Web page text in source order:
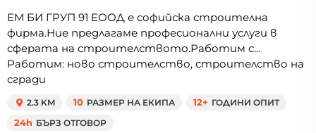
ЕМ БИ ГРУП 91 ЕООД е софийска строителна
фирма.Ние предлагаме професионални услуги в
сферата на строителството.Работим с...
Работим: ново строителство, строителство на
сгради
2.3 KM 10 РАЗМЕР НА ЕКИПА 12+ ГОДИНИ ОПИТ
24h БЪРЗ ОТГОВОР